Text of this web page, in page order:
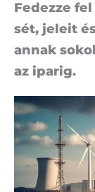
Fe­dez­ze
sét, je­le­it
an­nak
az ipa­rig.